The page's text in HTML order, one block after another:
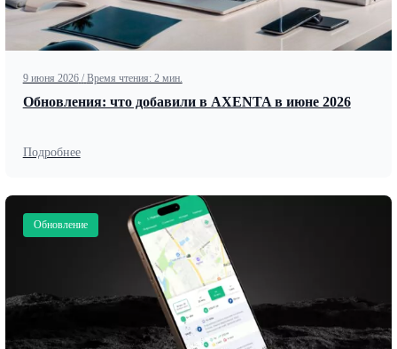
9 июня 2026 / Время чтения: 2 мин.
Обновления: что добавили в AXENTA в июне 2026
Подробнее
Обновление